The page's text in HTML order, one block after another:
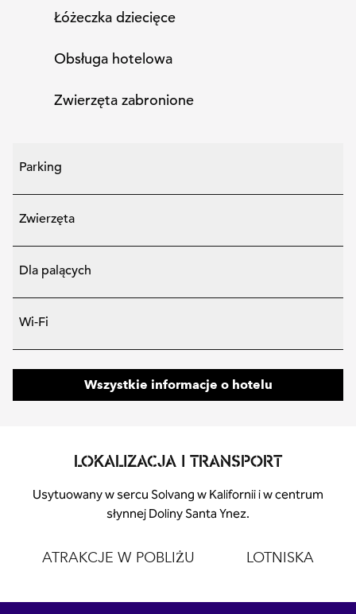
Łóżeczka dziecięce
Obsługa hotelowa
Zwierzęta zabronione
Parking
Zwierzęta
Dla palących
Wi-Fi
Wszystkie informacje o hotelu
LOKALIZACJA I TRANSPORT
Usytuowany w sercu Solvang w Kalifornii i w centrum
słynnej Doliny Santa Ynez.
ATRAKCJE W POBLIŻU LOTNISKA